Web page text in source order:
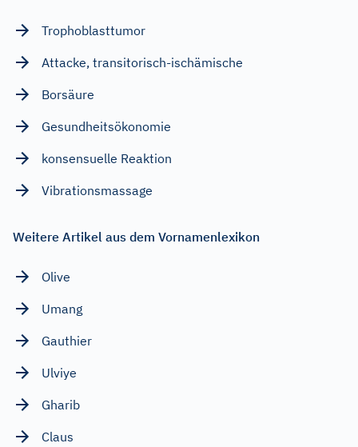
Trophoblasttumor
Attacke, transitorisch-ischämische
Borsäure
Gesundheitsökonomie
konsensuelle Reaktion
Vibrationsmassage
Weitere Artikel aus dem Vornamenlexikon
Olive
Umang
Gauthier
Ulviye
Gharib
Claus